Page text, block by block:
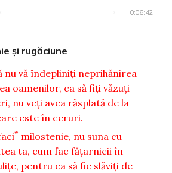
0:06:42
0:06:42
şi rugăciune
nu vă îndepliniţi neprihănirea
oamenilor, ca să fiţi văzuţi
nu veţi avea răsplată de la
este în ceruri.
* milostenie, nu suna cu
ta, cum fac făţarnicii în
pentru ca să fie slăviţi de